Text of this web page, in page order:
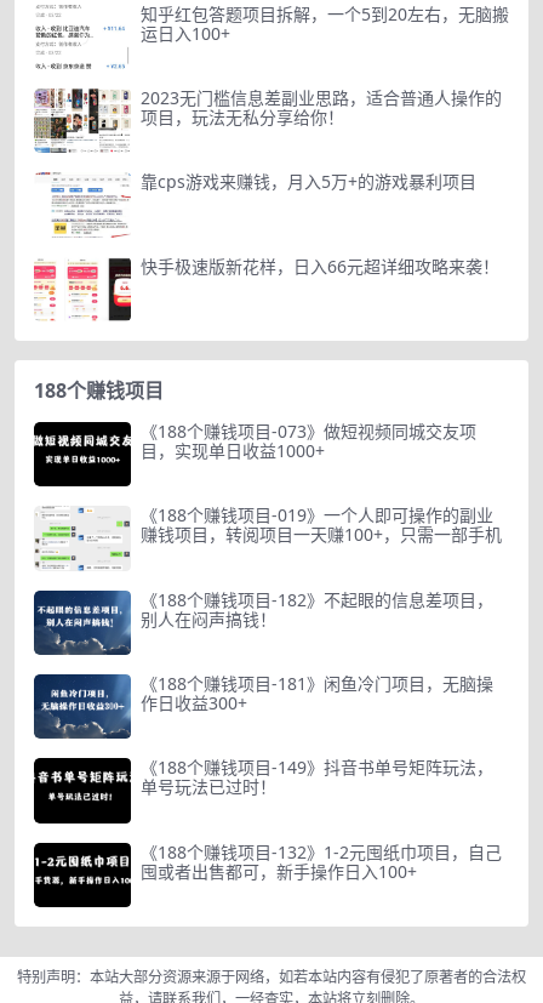
知乎红包答题项目拆解，一个5到20左右，无脑搬
运日入100+
2023无门槛信息差副业思路，适合普通人操作的
项目，玩法无私分享给你！
靠cps游戏来赚钱，月入5万+的游戏暴利项目
快手极速版新花样，日入66元超详细攻略来袭！
188个赚钱项目
《188个赚钱项目-073》做短视频同城交友项
目，实现单日收益1000+
《188个赚钱项目-019》一个人即可操作的副业
赚钱项目，转阅项目一天赚100+，只需一部手机
《188个赚钱项目-182》不起眼的信息差项目，
别人在闷声搞钱！
《188个赚钱项目-181》闲鱼冷门项目，无脑操
作日收益300+
《188个赚钱项目-149》抖音书单号矩阵玩法，
单号玩法已过时！
《188个赚钱项目-132》1-2元囤纸巾项目，自己
囤或者出售都可，新手操作日入100+
特别声明：本站大部分资源来源于网络，如若本站内容有侵犯了原著者的合法权
益，请联系我们，一经查实，本站将立刻删除。